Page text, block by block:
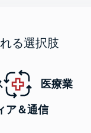
る選択肢
医療業
ア＆通信